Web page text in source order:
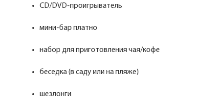
CD/DVD-проигрыватель
мини-бар платно
набор для приготовления чая/кофе
беседка (в саду или на пляже)
шезлонги